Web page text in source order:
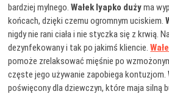
bardziej mylnego.Wałek lyapko dużyma
końcach, dzięki czemu ogromnym uciskiem.
nigdy nie rani ciała i nie styczka się z krwią.
dezynfekowany i tak po jakimś kliencie.
pomoże zrelaksować mięśnie po
częste jego używanie zapobiega kontuzjom.
poświęcony dla dziewczyn, które maja silną